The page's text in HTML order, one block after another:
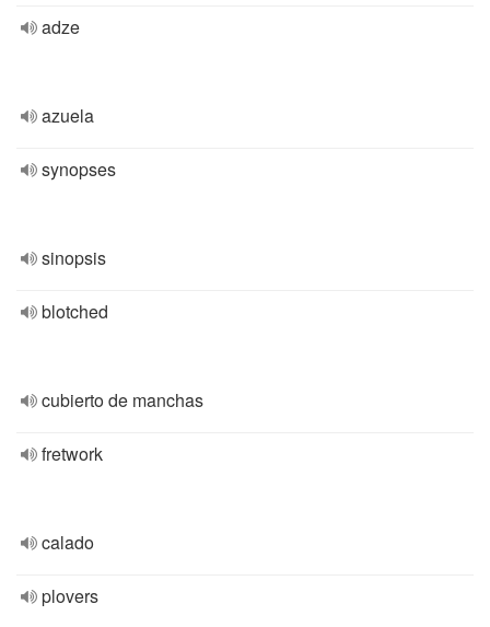
adze
azuela
synopses
sinopsis
blotched
cubierto de manchas
fretwork
calado
plovers